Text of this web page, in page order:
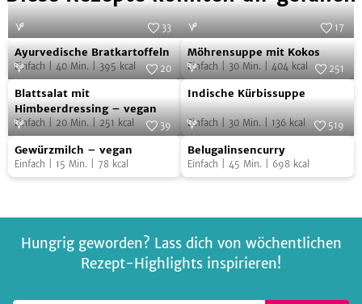
Ayurvedische
Bratkartoffeln
Foto: Harsha Gramminger
33
Ayurvedische Bratkartoffeln
Einfach 40 Min. 395 kcal
Möhrensuppe
mit
Kokos
iStock.com/Brent Hofacker
17
Möhrensuppe mit Kokos
Einfach 30 Min. 404 kcal
Blattsalat
mit
Himbeerdressing
–
vegan
Foto: iStock.com/Elenathewise
20
Blattsalat mit
Himbeerdressing – vegan
Einfach 20 Min. 251 kcal
Indische
Kürbissuppe
251
Indische Kürbissuppe
Einfach 30 Min. 136 kcal
Gewürzmilch
–
vegan
Foto:
39
Gewürzmilch – vegan
Einfach 15 Min. 78 kcal
Belugalinsencurry
519
Belugalinsencurry
Einfach 45 Min. 698 kcal
Hungrig geworden? Lass dich von wöchentlichen
Rezept-Highlights inspirieren!